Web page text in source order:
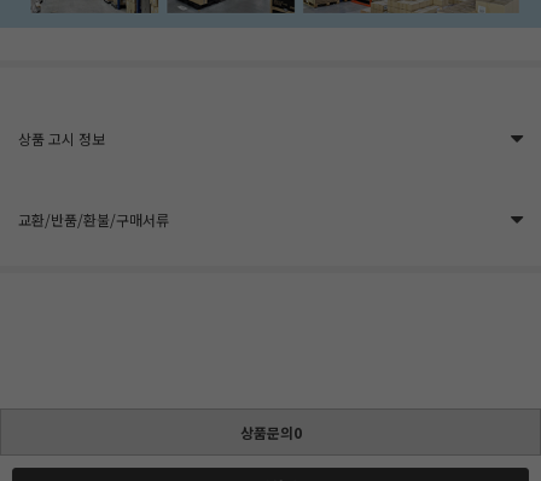
상품 고시 정보
교환/반품/환불/구매서류
상품문의0